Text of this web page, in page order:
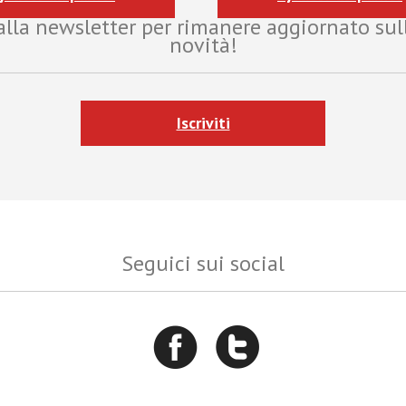
newsletter per rimanere aggiornato
novità!
Iscriviti
Seguici sui social